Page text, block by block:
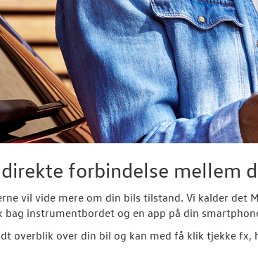
forbindelse mellem
vil vide mere om din bils tilstand. Vi kalder det
instrumentbordet og en app på din
overblik over din bil og kan med få klik tjekke fx,